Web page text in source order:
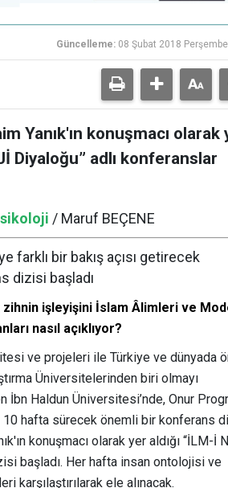
Güncelleme: 08 Şubat 2018
Yanık'ın konuşmacı olarak
Diyaloğu” adlı konferanslar
/ Maruf BEÇENE
farklı bir bakış açısı getirecek
dizisi başladı
zihnin işleyişini İslam Âlimleri ve
nasıl açıklıyor?
ve projeleri ile Türkiye ve dünyada
Üniversitelerinden biri olmayı
İbn Haldun Üniversitesi’nde, Onur
10 hafta sürecek önemli bir konferans
konuşmacı olarak yer aldığı “İLM-İ
başladı. Her hafta insan ontolojisi ve
ele alınacak.